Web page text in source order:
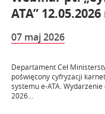
ATA” 12.05.2026
07 maj 2026
Departament Ceł
poświęcony cyfryzacji
systemu e-ATA.
2026...